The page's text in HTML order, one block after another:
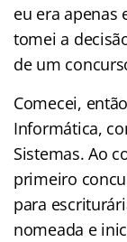
eu era
tomei a
de um
Comecei,
Informática,
Sistemas. Ao
primeiro
para
nomeada e